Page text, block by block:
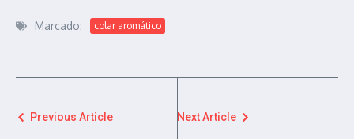
Marcado: colar aromático
Previous Article Next Article